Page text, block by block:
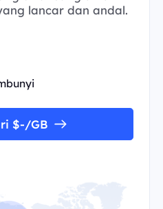
lancar dan andal.
$-/GB